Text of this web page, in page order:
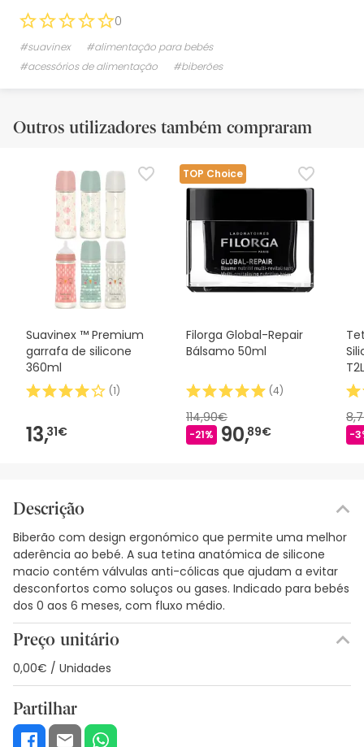
0
#suavinex
#alimentação para bebés
#acessórios de alimentação
#biberões
Outros utilizadores também compraram
Suavinex ™ Premium
garrafa de silicone
360ml
(1)
13,31€
TOP Choice
Filorga Global-Repair
Bálsamo 50ml
(4)
114,90€
-21% 90,89€ -
Descrição
Biberão com design ergonómico que permite uma melhor
aderência ao bebé. A sua tetina anatómica de silicone
macio contém válvulas anti-cólicas que ajudam a evitar
desconfortos como soluços ou gases. Indicado para bebés
dos 0 aos 6 meses, com fluxo médio.
Preço unitário
0,00€ / Unidades
Partilhar